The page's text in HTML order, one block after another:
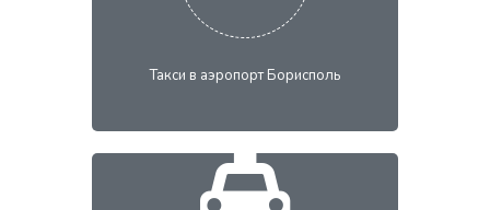
Такси в аэропорт Борисполь